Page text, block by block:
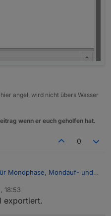
angel, wird nicht übers Wasser
wenn er euch geholfen hat.
0
Mondphase, Mondauf- und
als Basis.
18:53
exportiert.